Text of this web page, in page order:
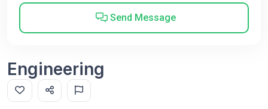
Send Message
Engineering